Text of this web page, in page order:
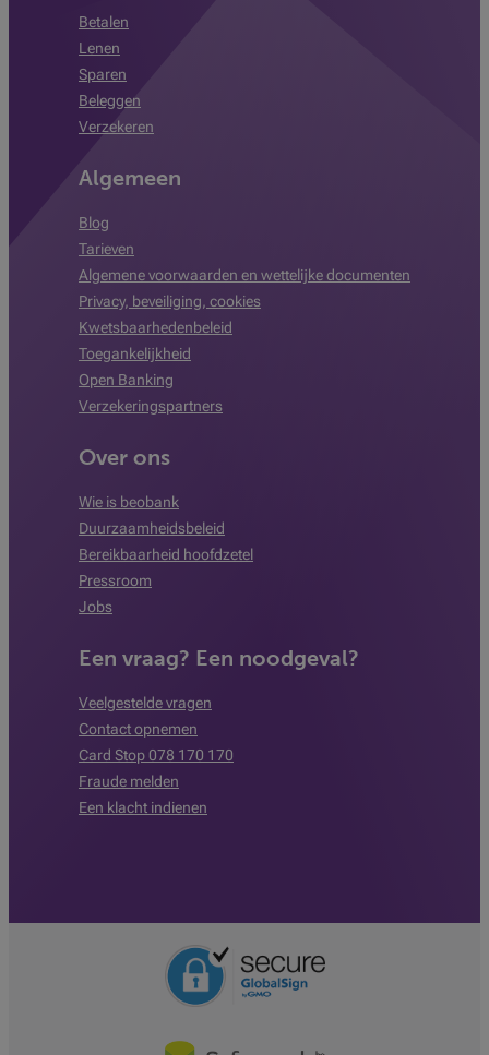
Betalen
Lenen
Sparen
Beleggen
Verzekeren
Algemeen
Blog
Tarieven
Algemene voorwaarden en wettelijke documenten
Privacy, beveiliging, cookies
Kwetsbaarhedenbeleid
Toegankelijkheid
Open Banking
Verzekeringspartners
Over ons
Wie is beobank
Duurzaamheidsbeleid
Bereikbaarheid hoofdzetel
Pressroom
Jobs
Een vraag? Een noodgeval?
Veelgestelde vragen
Contact opnemen
Card Stop 078 170 170
Fraude melden
Een klacht indienen